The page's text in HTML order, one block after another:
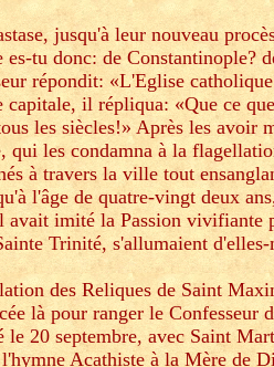
jusqu'à leur nouveau
tu donc: de Constantinople?
répondit: «L'Eglise
il répliqua: «Que ce
les siècles!» Après les avoir
les condamna à la
à travers la ville tout
l'âge de quatre-vingt deux
imité la Passion vivifiante
Trinité, s'allumaient d'elles-
des Reliques de Saint
là pour ranger le Confesseur
le 20 septembre, avec Saint
Acathiste à la Mère de